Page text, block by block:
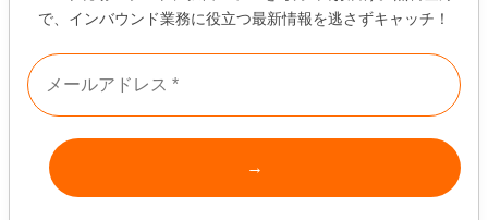
で、インバウンド業務に役立つ最新情報を逃さずキャッチ！